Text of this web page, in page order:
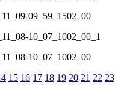
09_59_1502_00
10_07_1002_00_1
10_07_1002_00
15 16 17 18 19 20 21 22 23